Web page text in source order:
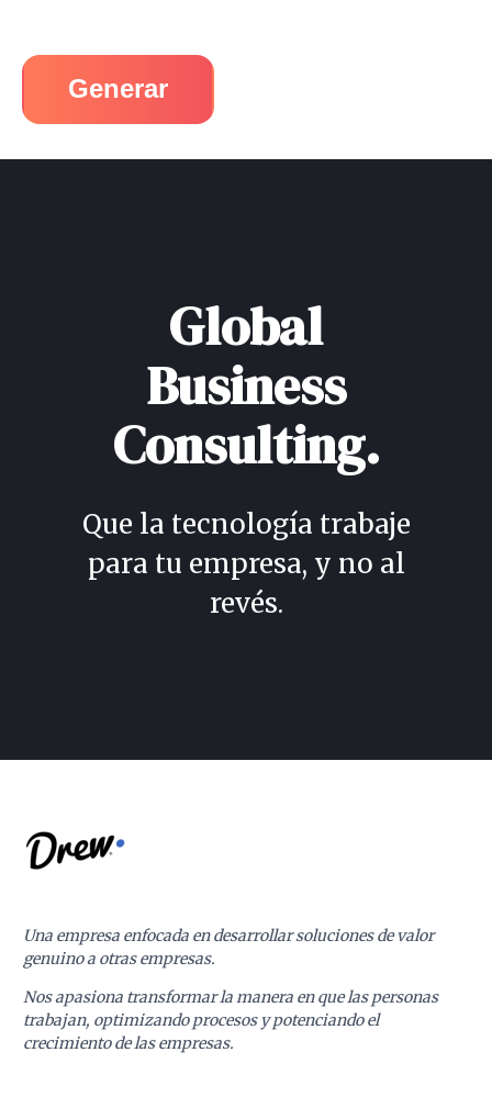
Generar
Global
Business
Consulting.
Que la tecnología trabaje
para tu empresa, y no al
revés.
Una empresa enfocada en desarrollar soluciones de valor
genuino a otras empresas.
Nos apasiona transformar la manera en que las personas
trabajan, optimizando procesos y potenciando el
crecimiento de las empresas.